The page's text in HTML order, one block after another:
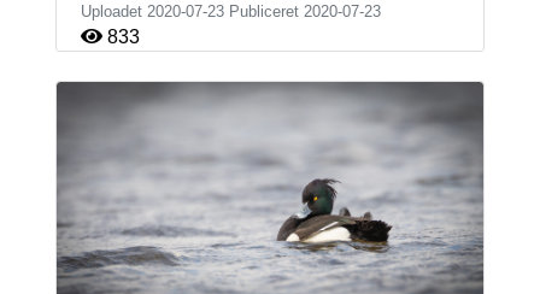
Uploadet 2020-07-23 Publiceret 2020-07-23
833